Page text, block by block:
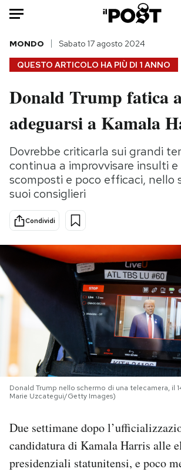
Auto
HOME
Italia
Politica
Tecnologia
Internet
Scienza
Cultura
Economia
Moda
Storie/
Ok
Media
NEWSLETTER
I MIEI PREFERITI
CALENDARIO
QUESTO ARTICOLO HA PIÙ DI 1 ANNO
MONDO Sabato 17 agosto 2024
Donald Trump fatica
adeguarsi a Kamala
Dovrebbe criticarla sui grandi
continua a improvvisare insulti
scomposti e poco efficaci, nello
suoi consiglieri
Condividi
Donald Trump nello schermo di una telecamera, il
Marie Uzcategui/Getty Images)
Due settimane dopo
candidatura di Kamala Harris alle
presidenziali statunitensi, e poco